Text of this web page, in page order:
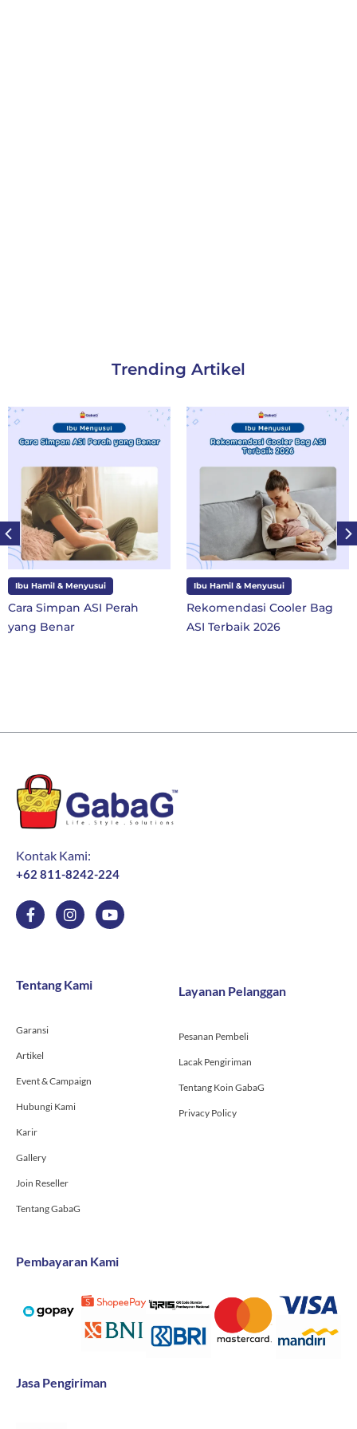
Trending Artikel
Ibu Hamil & Menyusui
Rekomendasi Cooler Bag
ASI Terbaik 2026
Ibu dan Anak
10 Perlengkapan Sekolah
SD Kelas 1 di Tahun Ajaran
Kontak Kami:
+62 811-8242-224
F
a
o
f
I
n
g
r
Y
o
Tentang Kami
Garansi
Artikel
Event & Campaign
Hubungi Kami
Karir
Gallery
Join Reseller
Tentang GabaG
Layanan Pelanggan
Pesanan Pembeli
Lacak Pengiriman
Tentang Koin GabaG
Privacy Policy
Pembayaran Kami
Jasa Pengiriman